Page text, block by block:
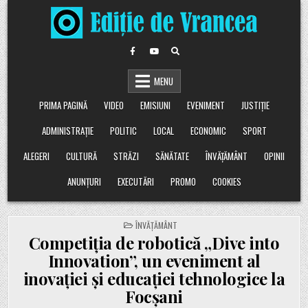
Skip
to
content
MENU
PRIMA PAGINĂ
VIDEO EMISIUNI EVENIMENT
JUSTIȚIE
ADMINISTRAȚIE
POLITIC LOCAL ECONOMIC
SPORT
ALEGERI
CULTURĂ STRĂZI SĂNĂTATE ÎNVĂȚĂMÂNT
OPINII
ANUNȚURI
EXECUTĂRI PROMO COOKIES
POSTED
IN
ÎNVĂȚĂMÂNT
Competiția de robotică „Dive into
Innovation”, un eveniment al
inovației și educației tehnologice la
Focșani